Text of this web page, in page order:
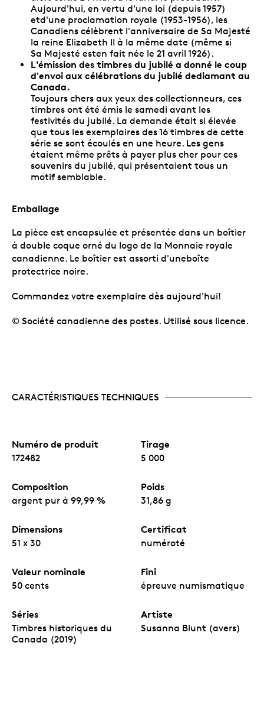
Aujourd'hui, en vertu d'une loi (depuis 1957)
etd'une proclamation royale (1953-1956), les
Canadiens célèbrent l'anniversaire de Sa Majesté
la reine Elizabeth II à la même date (même si
Sa Majesté esten fait née le 21 avril 1926).
L'émission des timbres du jubilé a donné le coup
d'envoi aux célébrations du jubilé dediamant au
Canada.
Toujours chers aux yeux des collectionneurs, ces
timbres ont été émis le samedi avant les
festivités du jubilé. La demande était si élevée
que tous les exemplaires des 16 timbres de cette
série se sont écoulés en une heure. Les gens
étaient même prêts à payer plus cher pour ces
souvenirs du jubilé, qui présentaient tous un
motif semblable.
Emballage
La pièce est encapsulée et présentée dans un boîtier
à double coque orné du logo de la Monnaie royale
canadienne. Le boîtier est assorti d'uneboîte
protectrice noire.
Commandez votre exemplaire dès aujourd'hui!
© Société canadienne des postes. Utilisé sous licence.
CARACTÉRISTIQUES TECHNIQUES
Numéro de produit
172482
Tirage
5 000
Composition
argent pur à 99,99 %
Poids
31,86 g
Dimensions
51 x 30
Certificat
numéroté
Valeur nominale
50 cents
Fini
épreuve numismatique
Séries
Timbres historiques du
Canada (2019)
Artiste
Susanna Blunt (avers)